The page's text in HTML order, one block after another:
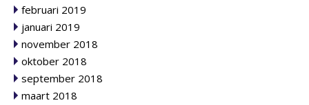
februari 2019
januari 2019
november 2018
oktober 2018
september 2018
maart 2018